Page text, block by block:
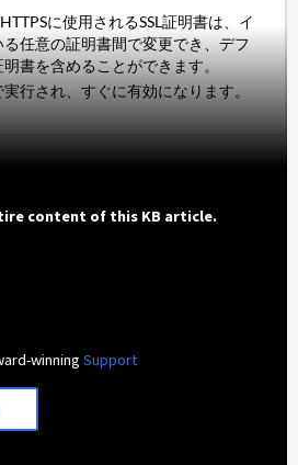
に使用されるSSL証明書は、イ
任意の証明書間で変更でき、デフ
書を含めることができます。
行され、すぐに有効になります。
content of this KB article.
winningSupport